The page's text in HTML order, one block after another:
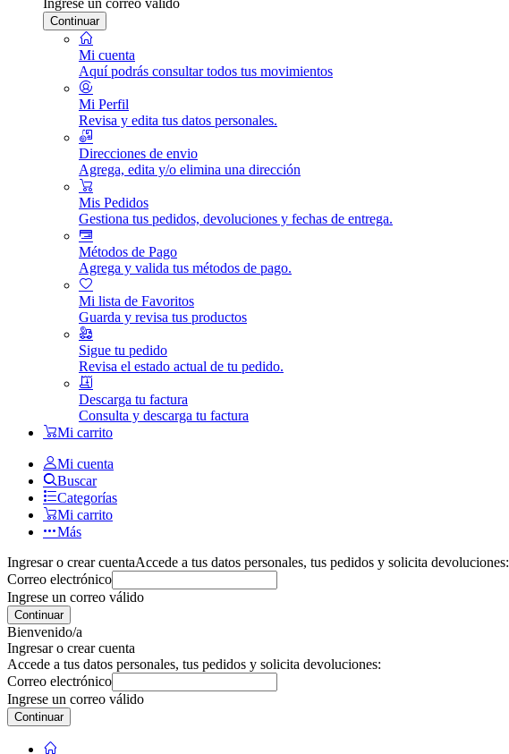
Continuar
Mi cuenta
Aquí podrás consultar todos tus movimientos
Mi Perfil
Revisa y edita tus datos personales.
Direcciones de envio
Agrega, edita y/o elimina una dirección
Mis Pedidos
Gestiona tus pedidos, devoluciones y fechas de entrega.
Métodos de Pago
Agrega y valida tus métodos de pago.
Mi lista de Favoritos
Guarda y revisa tus productos
Sigue tu pedido
Revisa el estado actual de tu pedido.
Descarga tu factura
Consulta y descarga tu factura
Mi carrito
Mi cuenta
Buscar
Categorías
Mi carrito
Más
Ingresar o crear cuentaAccede a tus datos personales, tus pedidos y solicita devoluciones:
Correo electrónico
Ingrese un correo válido
Continuar
Bienvenido/a
Ingresar o crear cuenta
Accede a tus datos personales, tus pedidos y solicita devoluciones:
Correo electrónico
Ingrese un correo válido
Continuar